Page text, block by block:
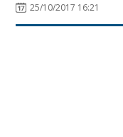
25/10/2017 16:21